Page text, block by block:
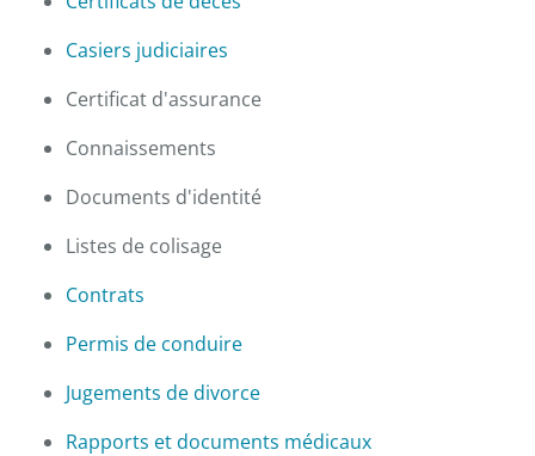
Casiers judiciaires
Certificat d'assurance
Connaissements
Documents d'identité
Listes de colisage
Contrats
Permis de conduire
Jugements de divorce
Rapports et documents médicaux